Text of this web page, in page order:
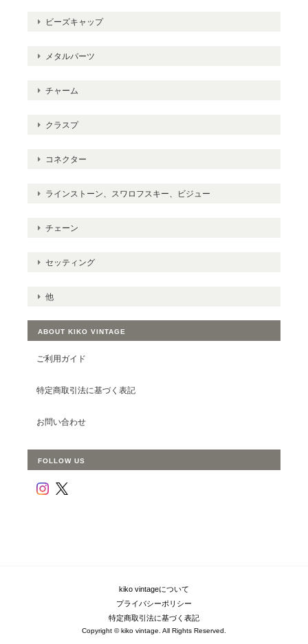
ビーズキャップ
メタルパーツ
チャーム
クラスプ
コネクター
ラインストーン、スワロフスキー、ビジュー
チェーン
セッティング
他
ABOUT KIKO VINTAGE
ご利用ガイド
特定商取引法に基づく表記
お問い合わせ
FOLLOW US
kiko vintageについて
プライバシーポリシー
特定商取引法に基づく表記
Copyright © kiko vintage. All Rights Reserved.